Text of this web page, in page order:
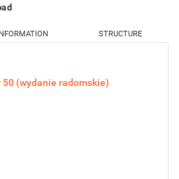
STRUCTURE
50 (wydanie radomskie)